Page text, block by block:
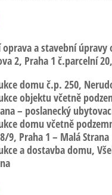
a stavební úpravy
2, Praha 1 č.parcelní
domuč.p. 250,
objektuvčetně
– poslanecký
domu včetně
9, Praha 1 – Malá Strana
a dostavba domu,